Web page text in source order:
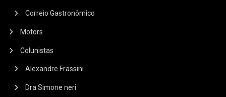
Correio Gastronômico
Motors
Colunistas
Alexandre Frassini
Dra Simone neri